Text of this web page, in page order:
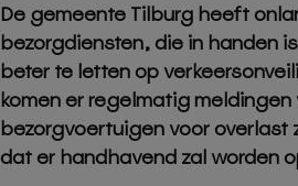
De gemeente Tilburg heeft
bezorgdiensten, die in handen
beter te letten op
komen er regelmatig
bezorgvoertuigen voor
dat er handhavend zal worden